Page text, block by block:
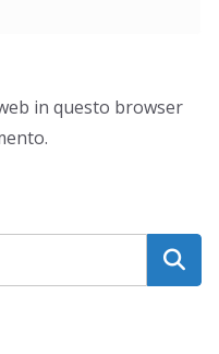
in questo browser